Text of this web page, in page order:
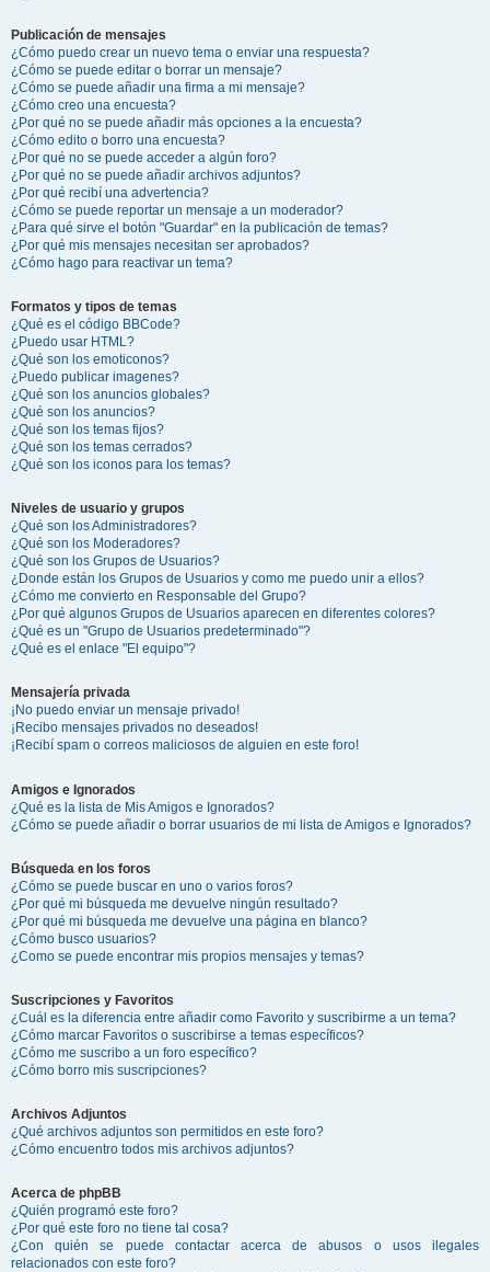
Publicación de mensajes
¿Cómo puedo crear un nuevo tema o enviar una respuesta?
¿Cómo se puede editar o borrar un mensaje?
¿Cómo se puede añadir una firma a mi mensaje?
¿Cómo creo una encuesta?
¿Por qué no se puede añadir más opciones a la encuesta?
¿Cómo edito o borro una encuesta?
¿Por qué no se puede acceder a algún foro?
¿Por qué no se puede añadir archivos adjuntos?
¿Por qué recibí una advertencia?
¿Cómo se puede reportar un mensaje a un moderador?
¿Para qué sirve el botón "Guardar" en la publicación de temas?
¿Por qué mis mensajes necesitan ser aprobados?
¿Cómo hago para reactivar un tema?
Formatos y tipos de temas
¿Qué es el código BBCode?
¿Puedo usar HTML?
¿Qué son los emoticonos?
¿Puedo publicar imagenes?
¿Qué son los anuncios globales?
¿Qué son los anuncios?
¿Qué son los temas fijos?
¿Qué son los temas cerrados?
¿Qué son los iconos para los temas?
Niveles de usuario y grupos
¿Qué son los Administradores?
¿Qué son los Moderadores?
¿Qué son los Grupos de Usuarios?
¿Donde están los Grupos de Usuarios y como me puedo unir a ellos?
¿Cómo me convierto en Responsable del Grupo?
¿Por qué algunos Grupos de Usuarios aparecen en diferentes colores?
¿Qué es un "Grupo de Usuarios predeterminado"?
¿Qué es el enlace "El equipo"?
Mensajería privada
¡No puedo enviar un mensaje privado!
¡Recibo mensajes privados no deseados!
¡Recibí spam o correos maliciosos de alguien en este foro!
Amigos e Ignorados
¿Qué es la lista de Mis Amigos e Ignorados?
¿Cómo se puede añadir o borrar usuarios de mi lista de Amigos e Ignorados?
Búsqueda en los foros
¿Cómo se puede buscar en uno o varios foros?
¿Por qué mi búsqueda me devuelve ningún resultado?
¿Por qué mi búsqueda me devuelve una página en blanco?
¿Cómo busco usuarios?
¿Como se puede encontrar mis propios mensajes y temas?
Suscripciones y Favoritos
¿Cuál es la diferencia entre añadir como Favorito y suscribirme a un tema?
¿Cómo marcar Favoritos o suscribirse a temas específicos?
¿Cómo me suscribo a un foro específico?
¿Cómo borro mis suscripciones?
Archivos Adjuntos
¿Qué archivos adjuntos son permitidos en este foro?
¿Cómo encuentro todos mis archivos adjuntos?
Acerca de phpBB
¿Quién programó este foro?
¿Por qué este foro no tiene tal cosa?
¿Con quién se puede contactar acerca de abusos o usos ilegales
relacionados con este foro?